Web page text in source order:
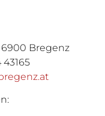
Bregenz
43165